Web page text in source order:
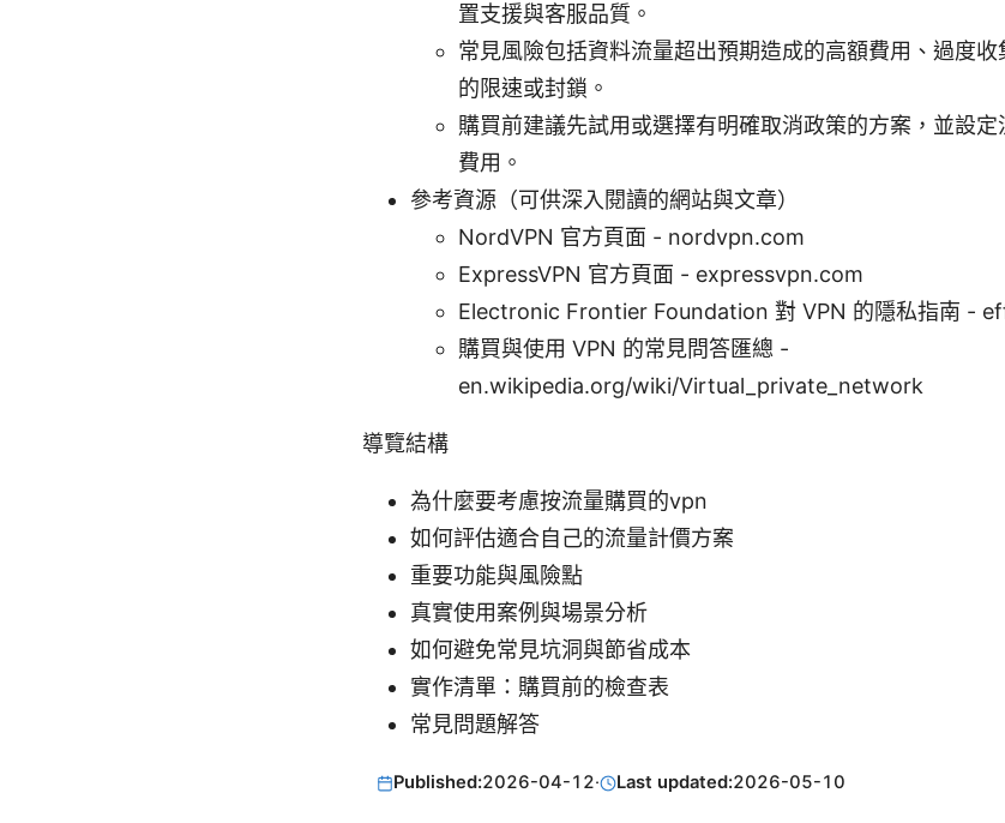
置支援與客服品質。
常見風險包括資料流量超出預期造成的高額費用、過度
的限速或封鎖。
購買前建議先試用或選擇有明確取消政策的方案，並設
費用。
參考資源（可供深入閱讀的網站與文章）
NordVPN 官方頁面 - nordvpn.com
ExpressVPN 官方頁面 - expressvpn.com
Electronic Frontier Foundation 對 VPN 的隱私指南 -
購買與使用 VPN 的常見問答匯總 -
en.wikipedia.org/wiki/Virtual_private_network
導覽結構
為什麼要考慮按流量購買的vpn
如何評估適合自己的流量計價方案
重要功能與風險點
真實使用案例與場景分析
如何避免常見坑洞與節省成本
實作清單：購買前的檢查表
常見問題解答
Published:2026-04-12· Last updated:2026-05-10